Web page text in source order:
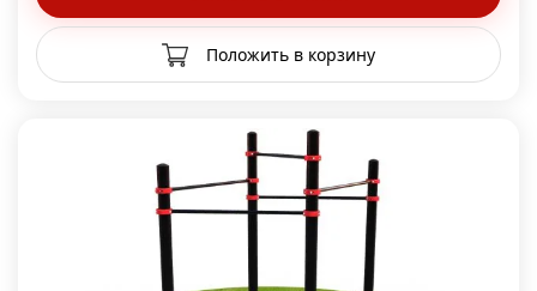
Положить в корзину